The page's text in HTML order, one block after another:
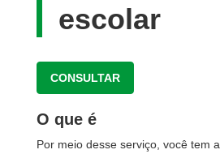
escolar
CONSULTAR
O que é
Por meio desse serviço, você tem